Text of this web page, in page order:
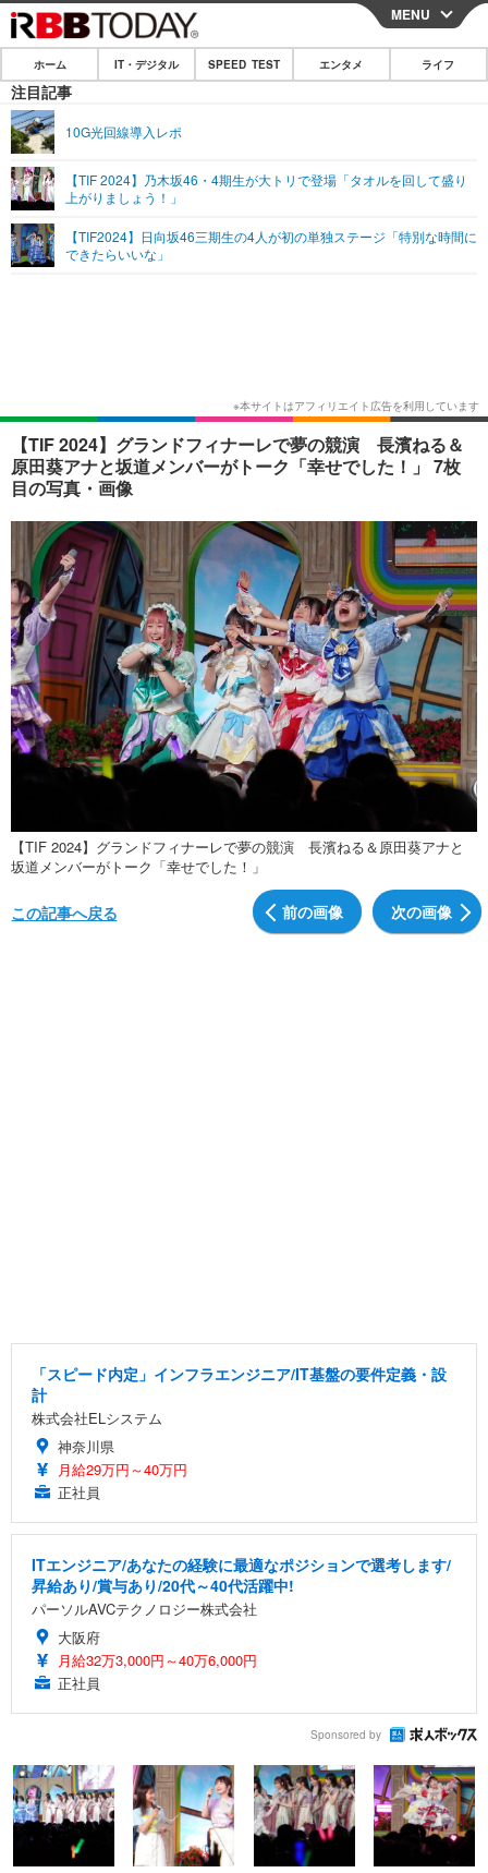
CLOSE
ホーム
IT・デジタル
ネタ
ショッピング その他
SPEED TEST
エンタメ
エンタメTOP
ショッピング その他
ライフ
MENU
ホーム IT・デジタル SPEED TEST エンタメ ライフ
注目記事
10G光回線導入レポ
【TIF 2024】乃木坂46・4期生が大トリで登場「タオルを回して盛り
上がりましょう！」
【TIF2024】日向坂46三期生の4人が初の単独ステージ「特別な時間に
できたらいいな」
【TIF 2024】グランドフィナーレで夢の競演 長濱ねる＆
原田葵アナと坂道メンバーがトーク「幸せでした！」 7枚
目の写真・画像
【TIF 2024】グランドフィナーレで夢の競演 長濱ねる＆原田葵アナと
坂道メンバーがトーク「幸せでした！」
前の画像 次の画像
この記事へ戻る
「スピード内定」インフラエンジニア/IT基盤の要件定義・設
計
株式会社ELシステム
神奈川県
月給29万円～40万円
正社員
ITエンジニア/あなたの経験に最適なポジションで選考します/
昇給あり/賞与あり/20代～40代活躍中!
パーソルAVCテクノロジー株式会社
大阪府
月給32万3,000円～40万6,000円
正社員
Sponsored by